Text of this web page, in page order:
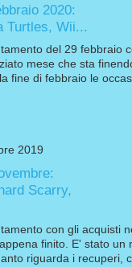
2020:
Turtles, Wii...
del 29 febbraio
mese che sta
fine di febbraio le
2019
Scarry,
con gli acquisti
finito. E' stato un
riguarda i recuperi,